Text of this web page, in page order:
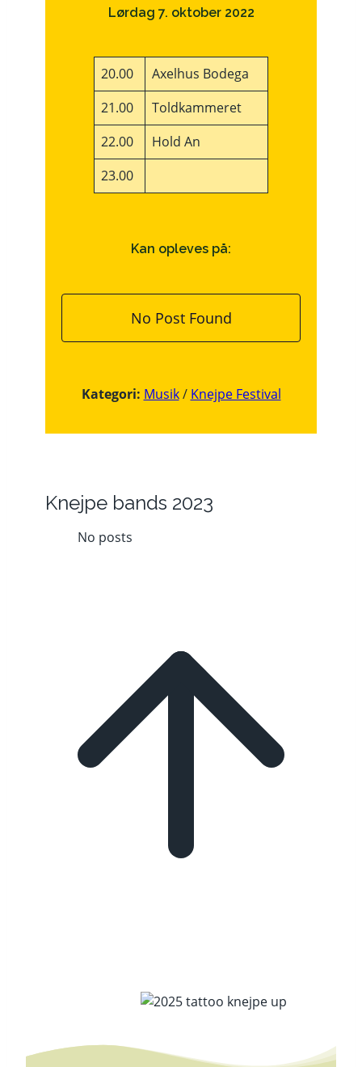
Lørdag 7. oktober 2022
20.00
Axelhus Bodega
21.00
Toldkammeret
22.00
Hold An
23.00
Kan opleves på:
No Post Found
Kategori: Musik/ Knejpe Festival
Knejpe bands 2023
No posts